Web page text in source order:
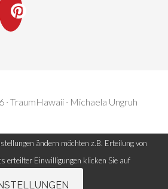
TraumHawaii · Michaela Ungruh
ändern möchten z.B. Erteilung von
erteilter Einwilligungen klicken Sie auf